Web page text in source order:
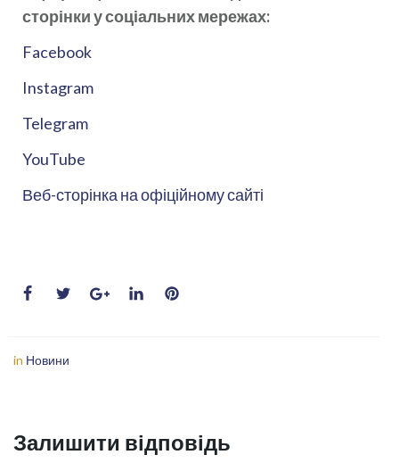
сторінки у соціальних мережах:
Facebook
Instagram
Telegram
YouTube
Веб-сторінка на офіційному сайті
in Новини
Залишити відповідь